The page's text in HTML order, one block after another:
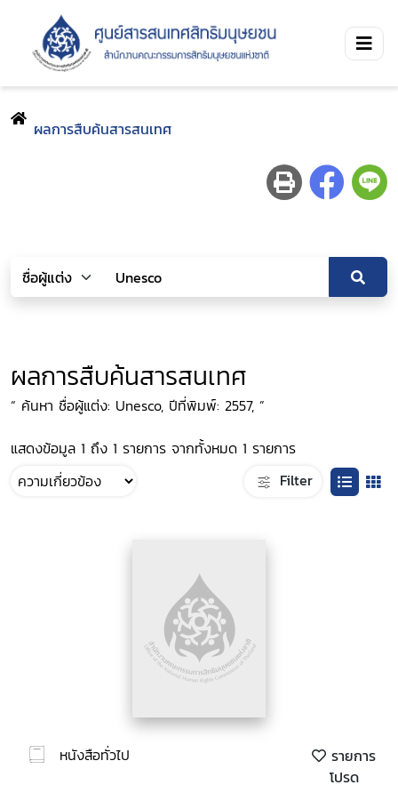
ผลการสืบค้นสารสนเทศ
ผลการสืบค้นสารสนเทศ
“ ค้นหา ชื่อผู้แต่ง: Unesco, ปีที่พิมพ์: 2557, ”
แสดงข้อมูล 1 ถึง 1 รายการ จากทั้งหมด 1 รายการ
Filter
หนังสือทั่วไป
รายการ
โปรด